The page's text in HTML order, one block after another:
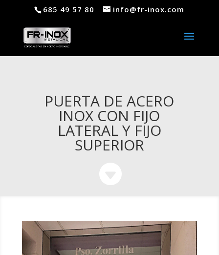
685 49 57 80 info@fr-inox.com
PUERTA DE ACERO
INOX CON FIJO
LATERAL Y FIJO
SUPERIOR